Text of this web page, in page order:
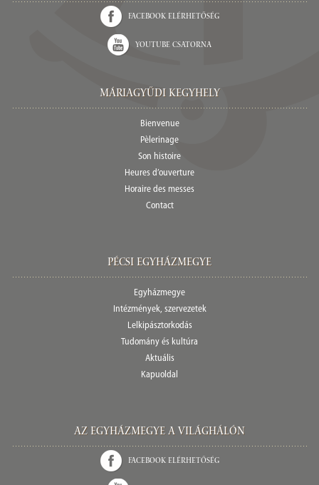
Facebook elérhetőség
Youtube csatorna
Máriagyűdi Kegyhely
Bienvenue
Pèlerinage
Son histoire
Heures d’ouverture
Horaire des messes
Contact
Pécsi egyházmegye
Egyházmegye
Intézmények, szervezetek
Lelkipásztorkodás
Tudomány és kultúra
Aktuális
Kapuoldal
Az Egyházmegye a világhálón
Facebook elérhetőség